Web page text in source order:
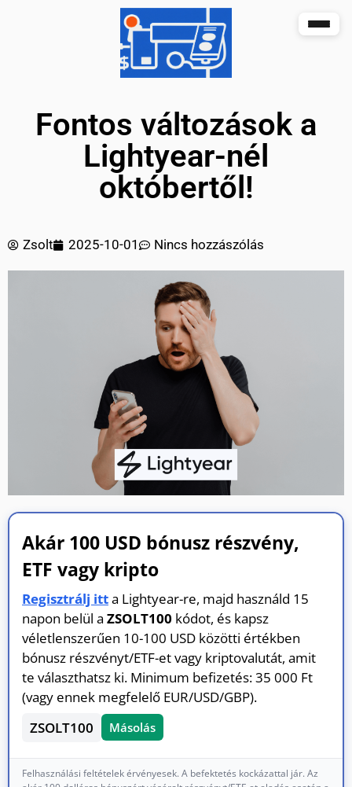
Fontos változások a
Lightyear-nél
októbertől!
Zsolt 2025-10-01 Nincs hozzászólás
Akár 100 USD bónusz részvény,
ETF vagy kripto
Regisztrálj itta Lightyear-re, majd használd 15
napon belül a ZSOLT100 kódot, és kapsz
véletlenszerűen 10-100 USD közötti értékben
bónusz részvényt/ETF-et vagy kriptovalutát, amit
te választhatsz ki. Minimum befizetés: 35 000 Ft
(vagy ennek megfelelő EUR/USD/GBP).
ZSOLT100
Másolás
Felhasználási feltételek érvényesek. A befektetés kockázattal jár. Az